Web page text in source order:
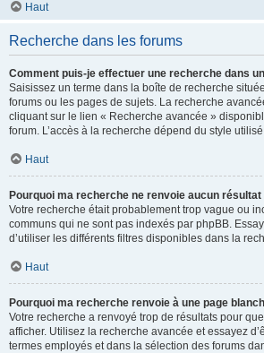
Haut
Recherche dans les forums
Comment puis-je effectuer une recherche dans
Saisissez un terme dans la boîte de recherche
forums ou les pages de sujets. La recherche
cliquant sur le lien « Recherche avancée »
forum. L’accès à la recherche dépend du style
Haut
Pourquoi ma recherche ne renvoie aucun résultat
Votre recherche était probablement trop vague ou
communs qui ne sont pas indexés par phpBB.
d’utiliser les différents filtres disponibles dans la
Haut
Pourquoi ma recherche renvoie à une page
Votre recherche a renvoyé trop de résultats pour
afficher. Utilisez la recherche avancée et essayez
termes employés et dans la sélection des forums